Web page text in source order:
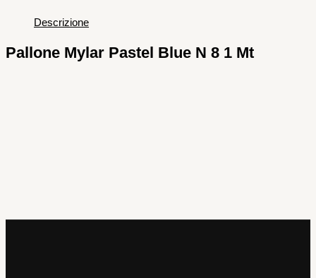
Descrizione
Pallone Mylar Pastel Blue N 8 1 Mt